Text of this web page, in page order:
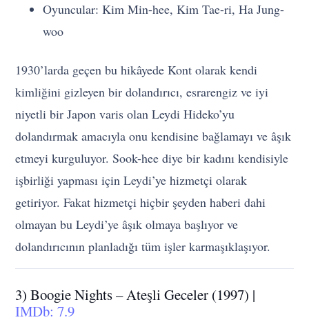
Oyuncular: Kim Min-hee, Kim Tae-ri, Ha Jung-
woo
1930’larda geçen bu hikâyede Kont olarak kendi
kimliğini gizleyen bir dolandırıcı, esrarengiz ve iyi
niyetli bir Japon varis olan Leydi Hideko’yu
dolandırmak amacıyla onu kendisine bağlamayı ve âşık
etmeyi kurguluyor. Sook-hee diye bir kadını kendisiyle
işbirliği yapması için Leydi’ye hizmetçi olarak
getiriyor. Fakat hizmetçi hiçbir şeyden haberi dahi
olmayan bu Leydi’ye âşık olmaya başlıyor ve
dolandırıcının planladığı tüm işler karmaşıklaşıyor.
3) Boogie Nights – Ateşli Geceler (1997) |
IMDb: 7.9